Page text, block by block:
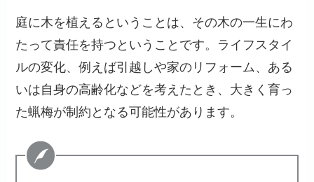
庭に木を植えるということは、その木の一生にわ
たって責任を持つということです。ライフスタイ
ルの変化、例えば引越しや家のリフォーム、ある
いは自身の高齢化などを考えたとき、大きく育っ
た蝋梅が制約となる可能性があります。